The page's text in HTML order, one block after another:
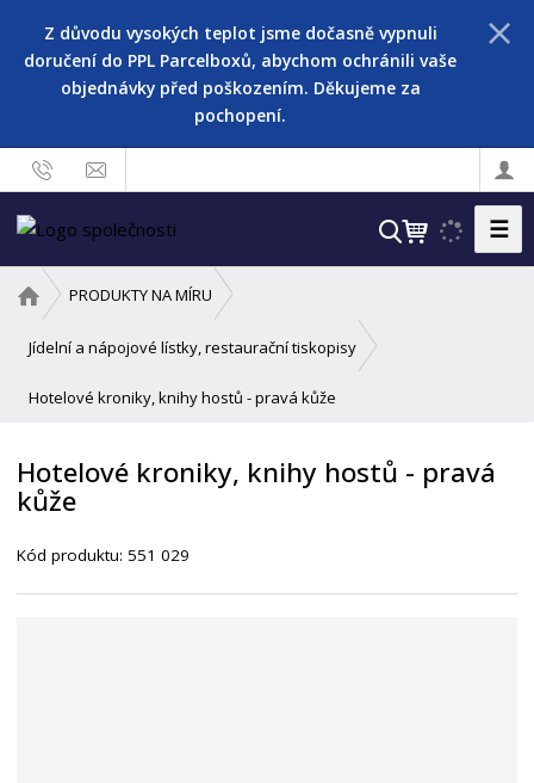
Z důvodu vysokých teplot jsme dočasně vypnuli
doručení do PPL Parcelboxů, abychom ochránili vaše
objednávky před poškozením. Děkujeme za
pochopení.
V
☰
v
o
n
t
r
n
PRODUKTY NA MÍRU
Jídelní a nápojové lístky, restaurační tiskopisy
Hotelové kroniky, knihy hostů - pravá kůže
Hotelové kroniky, knihy hostů - pravá
kůže
Kód produktu: 551 029